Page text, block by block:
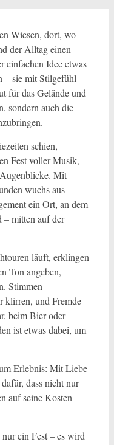
Wiesen, dort, wo
der Alltag einen
einfachen Idee etwas
– sie mit Stilgefühl
für das Gelände und
sondern auch die
schien,
Fest voller Musik,
Mit
wuchs aus
ein Ort, an dem
– mitten auf der
läuft, erklingen
Ton angeben,
Stimmen
klirren, und Fremde
beim Bier oder
ist etwas dabei, um
Erlebnis: Mit Liebe
dass nicht nur
auf seine Kosten
ein Fest – es wird